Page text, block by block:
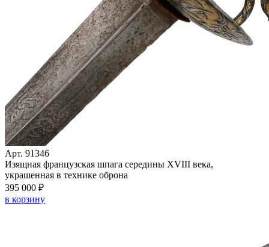
Арт. 91346
Изящная французская шпага середины XVIII века,
украшенная в технике оброна
395 000 ₽
в корзину